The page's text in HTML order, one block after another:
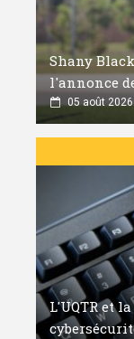
Shany
l'annonce
05 août 2026
L'UQTR et